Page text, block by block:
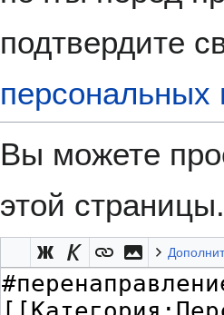
подтвердите
персональных
Вы можете
этой страницы.